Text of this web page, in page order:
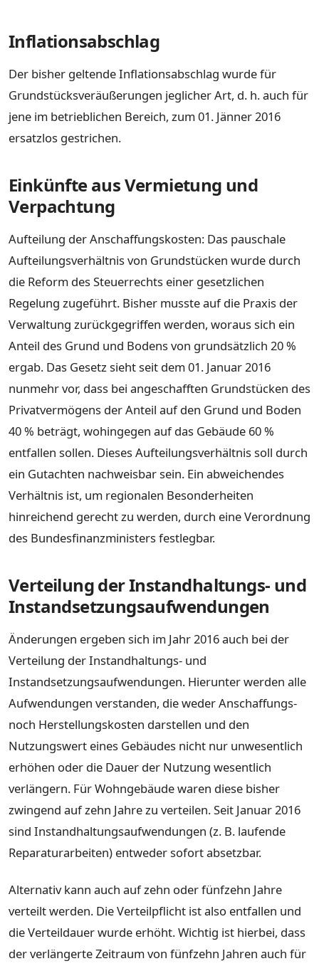
Inflationsabschlag
Der bisher geltende Inflationsabschlag wurde für
Grundstücksveräußerungen jeglicher Art, d. h. auch für
jene im betrieblichen Bereich, zum 01. Jänner 2016
ersatzlos gestrichen.
Einkünfte aus Vermietung und
Verpachtung
Aufteilung der Anschaffungskosten: Das pauschale
Aufteilungsverhältnis von Grundstücken wurde durch
die Reform des Steuerrechts einer gesetzlichen
Regelung zugeführt. Bisher musste auf die Praxis der
Verwaltung zurückgegriffen werden, woraus sich ein
Anteil des Grund und Bodens von grundsätzlich 20 %
ergab. Das Gesetz sieht seit dem 01. Januar 2016
nunmehr vor, dass bei angeschafften Grundstücken des
Privatvermögens der Anteil auf den Grund und Boden
40 % beträgt, wohingegen auf das Gebäude 60 %
entfallen sollen. Dieses Aufteilungsverhältnis soll durch
ein Gutachten nachweisbar sein. Ein abweichendes
Verhältnis ist, um regionalen Besonderheiten
hinreichend gerecht zu werden, durch eine Verordnung
des Bundesfinanzministers festlegbar.
Verteilung der Instandhaltungs- und
Instandsetzungsaufwendungen
Änderungen ergeben sich im Jahr 2016 auch bei der
Verteilung der Instandhaltungs- und
Instandsetzungsaufwendungen. Hierunter werden alle
Aufwendungen verstanden, die weder Anschaffungs-
noch Herstellungskosten darstellen und den
Nutzungswert eines Gebäudes nicht nur unwesentlich
erhöhen oder die Dauer der Nutzung wesentlich
verlängern. Für Wohngebäude waren diese bisher
zwingend auf zehn Jahre zu verteilen. Seit Januar 2016
sind Instandhaltungsaufwendungen (z. B. laufende
Reparaturarbeiten) entweder sofort absetzbar.
Alternativ kann auch auf zehn oder fünfzehn Jahre
verteilt werden. Die Verteilpflicht ist also entfallen und
die Verteildauer wurde erhöht. Wichtig ist hierbei, dass
der verlängerte Zeitraum von fünfzehn Jahren auch für